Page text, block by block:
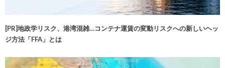
[PR]地政学リスク、港湾混雑…コンテナ運賃の変動リスクへの新しいヘッ
ジ方法「FFA」とは